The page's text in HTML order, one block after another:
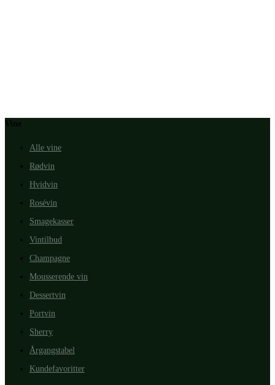
Vine
Alle vine
Rødvin
Hvidvin
Rosévin
Smagekasser
Vintilbud
Champagne
Mousserende vin
Dessertvin
Portvin
Sherry
Årgangstabel
Kundefavoritter